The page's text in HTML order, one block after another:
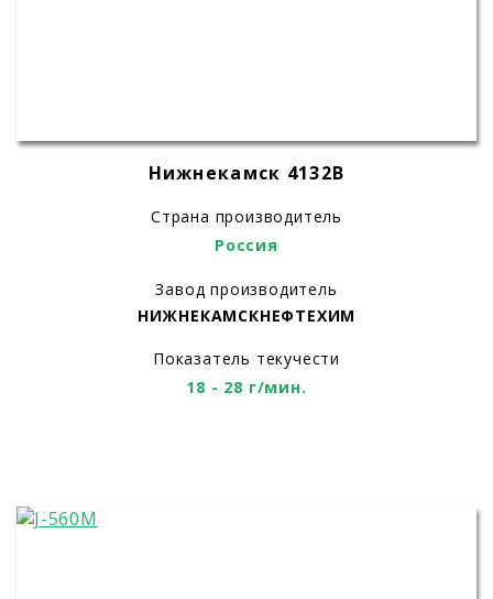
Нижнекамск 4132B
Страна производитель
Россия
Завод производитель
НИЖНЕКАМСКНЕФТЕХИМ
Показатель текучести
18 - 28 г/мин.